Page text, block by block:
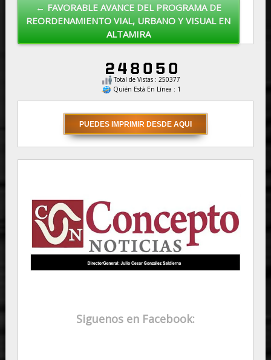
← FAVORABLE AVANCE DEL PROGRAMA DE
REORDENAMIENTO VIAL, URBANO Y VISUAL EN
ALTAMIRA
Total de Vistas : 250377
Quién Está En Línea : 1
Siguenos en Facebook: